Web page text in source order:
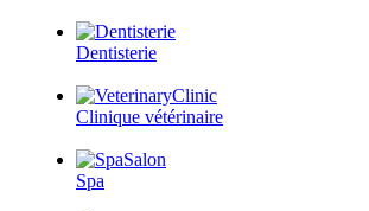
Dentisterie
Clinique vétérinaire
Spa